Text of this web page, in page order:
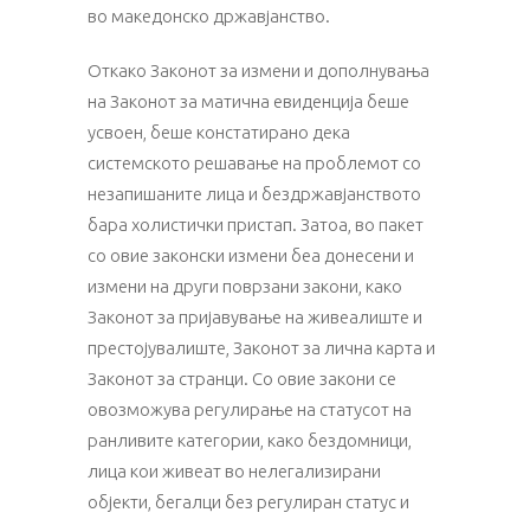
во македонско државјанство.
Откако Законот за измени и дополнувања
на Законот за матична евиденција беше
усвоен, беше констатирано дека
системското решавање на проблемот со
незапишаните лица и бездржавјанството
бара холистички пристап. Затоа, во пакет
со овие законски измени беа донесени и
измени на други поврзани закони, како
Законот за пријавување на живеалиште и
престојувалиште, Законот за лична карта и
Законот за странци. Со овие закони се
овозможува регулирање на статусот на
ранливите категории, како бездомници,
лица кои живеат во нелегализирани
објекти, бегалци без регулиран статус и